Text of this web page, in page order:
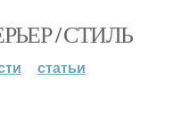
/ СТИЛЬ
статьи